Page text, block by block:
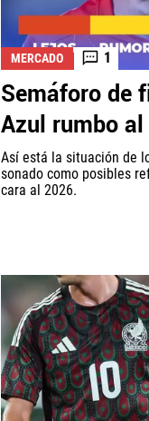
MERCADO 1
Semáforo de
Azul rumbo
Así está la situación de
sonado como posibles
cara al 2026.